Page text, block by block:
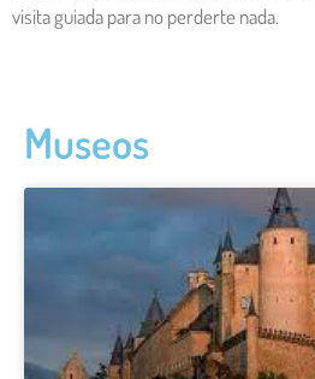
visita guiada para no perderte nada.
Museos